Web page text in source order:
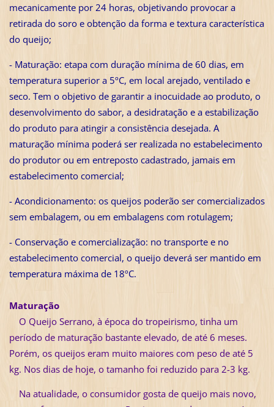
mecanicamente por 24 horas, objetivando provocar a
retirada do soro e obtenção da forma e textura característica
do queijo;
- Maturação: etapa com duração mínima de 60 dias, em
temperatura superior a 5ºC, em local arejado, ventilado e
seco. Tem o objetivo de garantir a inocuidade ao produto, o
desenvolvimento do sabor, a desidratação e a estabilização
do produto para atingir a consistência desejada. A
maturação mínima poderá ser realizada no estabelecimento
do produtor ou em entreposto cadastrado, jamais em
estabelecimento comercial;
- Acondicionamento: os queijos poderão ser comercializados
sem embalagem, ou em embalagens com rotulagem;
- Conservação e comercialização: no transporte e no
estabelecimento comercial, o queijo deverá ser mantido em
temperatura máxima de 18ºC.
Maturação
O Queijo Serrano, à época do tropeirismo, tinha um
período de maturação bastante elevado, de até 6 meses.
Porém, os queijos eram muito maiores com peso de até 5
kg. Nos dias de hoje, o tamanho foi reduzido para 2-3 kg.
Na atualidade, o consumidor gosta de queijo mais novo,